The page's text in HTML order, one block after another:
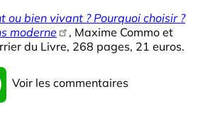
ou bien vivant ? Pourquoi choisir ?
moderne
, Maxime Commo et
du Livre, 268 pages, 21 euros.
WhatsApp
Voir les commentaires